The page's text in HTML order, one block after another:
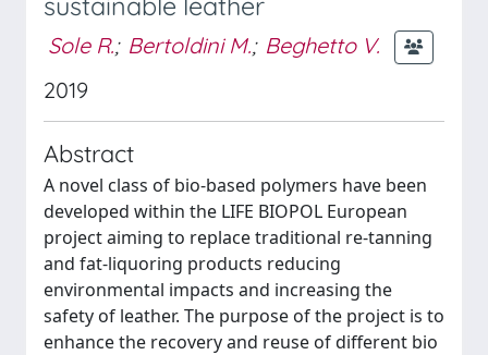
Sole R.; Bertoldini M.; Beghetto V.
2019
Abstract
A novel class of bio-based polymers have been
developed within the LIFE BIOPOL European
project aiming to replace traditional re-tanning
and fat-liquoring products reducing
environmental impacts and increasing the
safety of leather. The purpose of the project is to
enhance the recovery and reuse of different bio